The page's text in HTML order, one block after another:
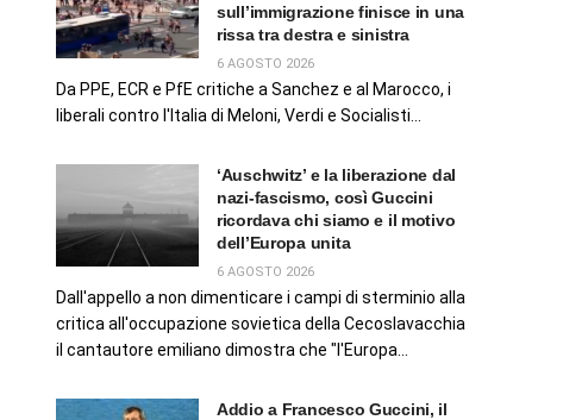
sull’immigrazione finisce in una
rissa tra destra e sinistra
6 AGOSTO 2026
Da PPE, ECR e PfE critiche a Sanchez e al Marocco, i
liberali contro l'Italia di Meloni, Verdi e Socialisti...
‘Auschwitz’ e la liberazione dal
nazi-fascismo, così Guccini
ricordava chi siamo e il motivo
dell’Europa unita
6 AGOSTO 2026
Dall'appello a non dimenticare i campi di sterminio alla
critica all'occupazione sovietica della Cecoslavacchia
il cantautore emiliano dimostra che "l'Europa...
Addio a Francesco Guccini, il